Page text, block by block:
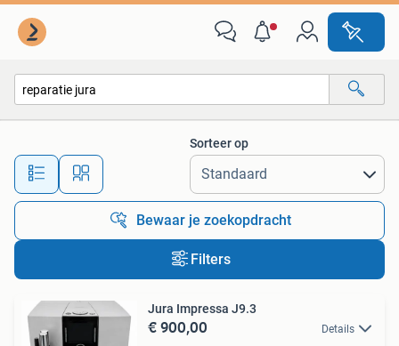
Alle afstanden…
Sorteer op
Bewaar je zoekopdracht
Filters
Jura Impressa J9.3
€ 900,00 Details